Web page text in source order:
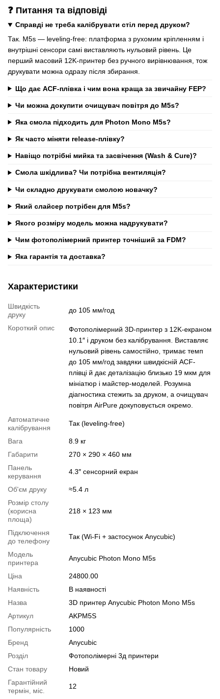
❓ Питання та відповіді
Справді не треба калібрувати стіл перед друком?
Так. M5s — leveling-free: платформа з рухомим кріпленням і
внутрішні сенсори самі виставляють нульовий рівень. Це
перший масовий 12K-принтер без ручного вирівнювання, тож
друкувати можна одразу після збирання.
Що дає ACF-плівка і чим вона краща за звичайну FEP?
Чи можна докупити очищувач повітря до M5s?
Яка смола підходить для Photon Mono M5s?
Як часто міняти release-плівку?
Навіщо потрібні мийка та засвічення (Wash & Cure)?
Смола шкідлива? Чи потрібна вентиляція?
Чи складно друкувати смолою новачку?
Який слайсер потрібен для M5s?
Якого розміру модель можна надрукувати?
Чим фотополімерний принтер точніший за FDM?
Яка гарантія та доставка?
Характеристики
Швидкість
друку
до 105 мм/год
Короткий опис
Фотополімерний 3D-принтер з 12K-екраном
10.1″ і друком без калібрування. Виставляє
нульовий рівень самостійно, тримає темп
до 105 мм/год завдяки швидкісній ACF-
плівці й дає деталізацію близько 19 мкм для
мініатюр і майстер-моделей. Розумна
діагностика стежить за друком, а очищувач
повітря AirPure докуповується окремо.
Автоматичне
калібрування
Так (leveling-free)
Вага
8.9 кг
Габарити
270 × 290 × 460 мм
Панель
керування
4.3″ сенсорний екран
Об'єм друку
≈5.4 л
Розмір столу
(корисна
площа)
218 × 123 мм
Підключення
до телефону
Так (Wi-Fi + застосунок Anycubic)
Модель
принтера
Anycubic Photon Mono M5s
Ціна
24800.00
Наявність
В наявності
Назва
3D принтер Anycubic Photon Mono M5s
Артикул
AKPM5S
Популярність
1000
Бренд
Anycubic
Розділ
Фотополімерні 3д принтери
Стан товару
Новий
Гарантійний
термін, міс.
12